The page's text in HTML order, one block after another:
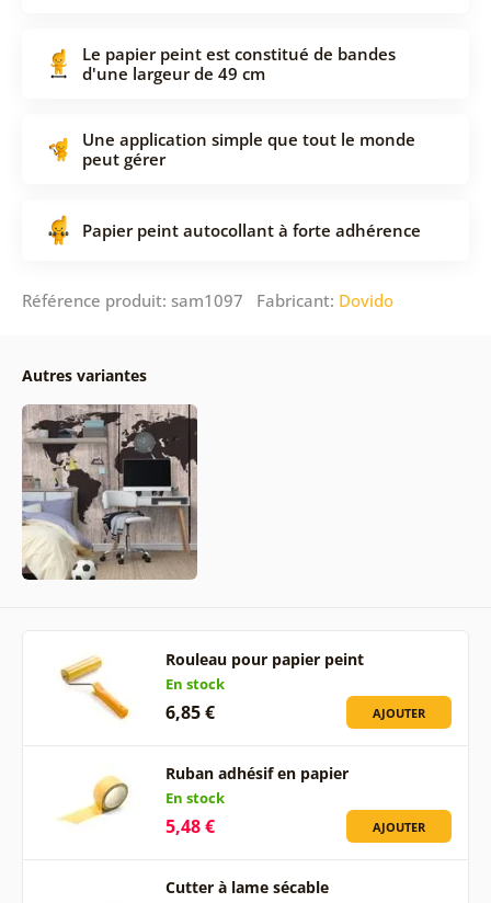
Le papier peint est constitué de bandes
d'une largeur de 49 cm
Une application simple que tout le monde
peut gérer
Papier peint autocollant à forte adhérence
Référence produit: sam1097 Fabricant: Dovido
Autres variantes
Rouleau pour papier peint
En stock
6,85 € AJOUTER
Ruban adhésif en papier
En stock
5,48 € AJOUTER
Cutter à lame sécable